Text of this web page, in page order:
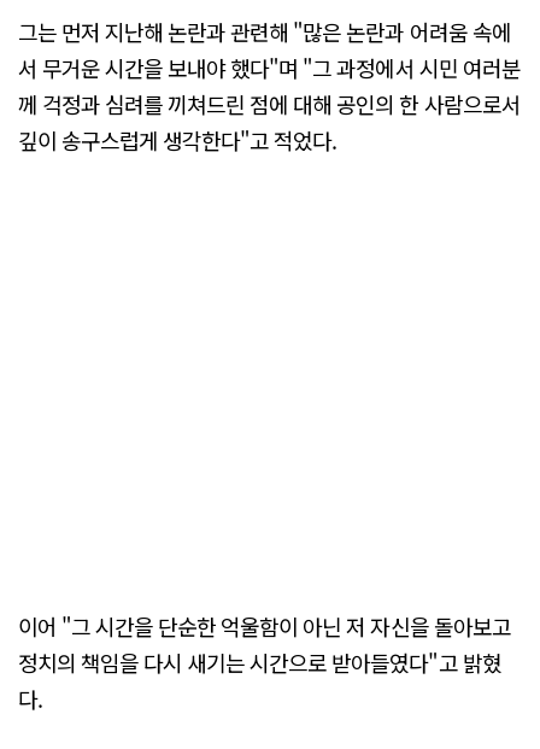
그는 먼저 지난해 논란과 관련해 "많은 논란과 어려움 속에
서 무거운 시간을 보내야 했다"며 "그 과정에서 시민 여러분
께 걱정과 심려를 끼쳐드린 점에 대해 공인의 한 사람으로서
깊이 송구스럽게 생각한다"고 적었다.
이어 "그 시간을 단순한 억울함이 아닌 저 자신을 돌아보고
정치의 책임을 다시 새기는 시간으로 받아들였다"고 밝혔
다.